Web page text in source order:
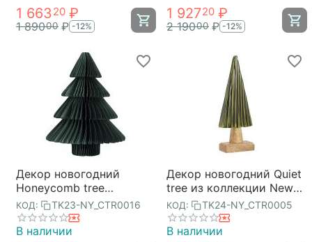
1 66320 ₽
1 89000 ₽ -12%
1 92720 ₽
2 19000 ₽ -12%
Декор новогодний
Honeycomb tree
зеленого цвета из
коллекции New Year
Essential, Tkano
КОД: TK23-NY_CTR0016
В наличии
Декор новогодний Quiet
tree из коллекции New
Year Essential, 30 см,
Tkano
КОД: TK24-NY_CTR0005
В наличии